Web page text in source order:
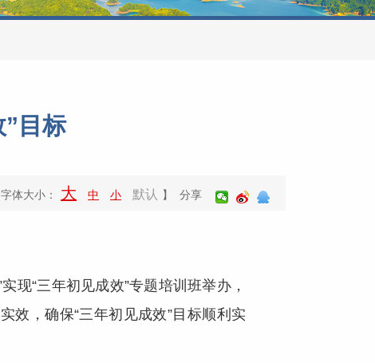
目标
字体大小： 大 中 小 默认 】 分享
“三年初见成效”专题培训班举办，
效，确保“三年初见成效”目标顺利实